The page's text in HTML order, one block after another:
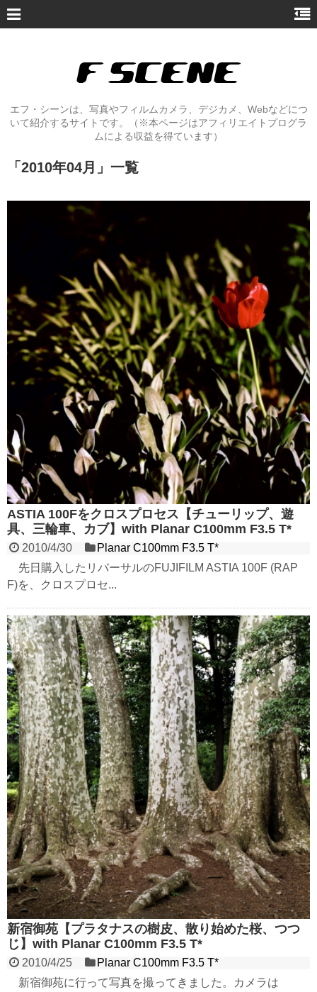
エフ・シーンは、写真やフィルムカメラ、デジカメ、Webなどにつ
いて紹介するサイトです。（※本ページはアフィリエイトプログラ
ムによる収益を得ています）
「 2010年04月 」 一覧
ASTIA 100Fをクロスプロセス【チューリップ、遊
具、三輪車、カブ】with Planar C100mm F3.5 T*
2010/4/30
Planar C100mm F3.5 T*
先日購入したリバーサルのFUJIFILM ASTIA 100F (RAP
F)を、クロスプロセ...
新宿御苑【プラタナスの樹皮、散り始めた桜、つつ
じ】with Planar C100mm F3.5 T*
2010/4/25
Planar C100mm F3.5 T*
新宿御苑に行って写真を撮ってきました。カメラは